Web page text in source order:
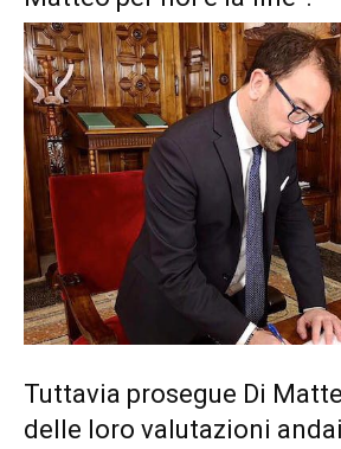
Tuttavia prosegue Di
delle loro valutazioni